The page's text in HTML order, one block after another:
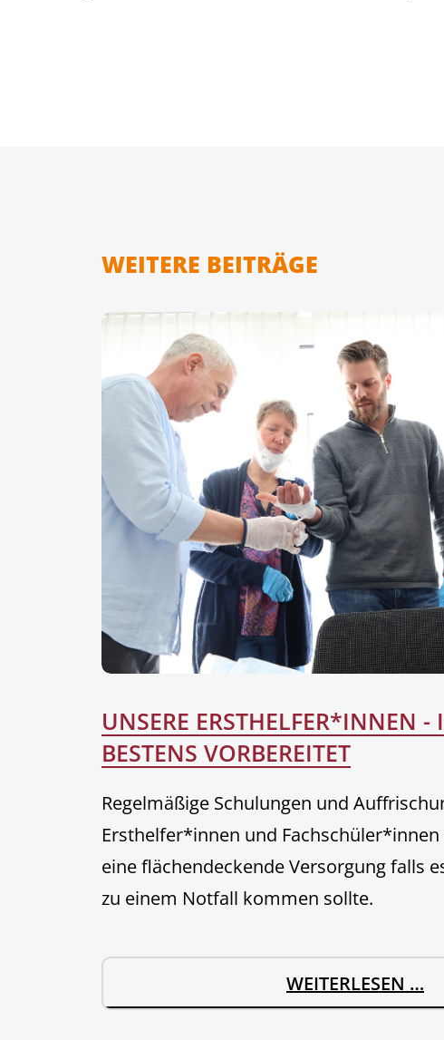
WEITERE BEITRÄGE
UNSERE ERSTHELFER*INNEN -
BESTENS VORBEREITET
Regelmäßige Schulungen und
Ersthelfer*innen und
eine flächendeckende Versorgung falls
zu einem Notfall kommen sollte.
WEITERLESEN …
N